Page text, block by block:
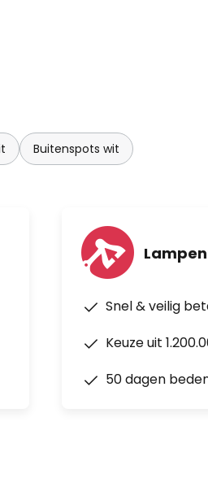
Buitenspots wit
Snel & veilig
Keuze uit
50 dagen